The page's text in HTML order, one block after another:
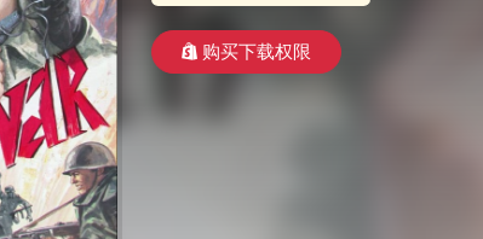
购买下载权限